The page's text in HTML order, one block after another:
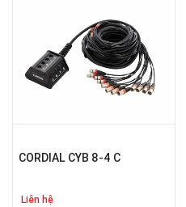
CORDIAL CYB 8-4 C
Liên hệ